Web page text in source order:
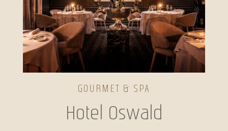
GOURMET & SPA
Hotel Oswald